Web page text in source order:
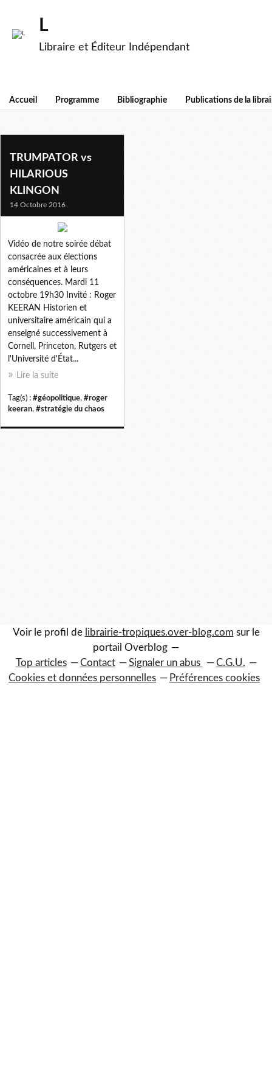
L
Libraire et Éditeur Indépendant
Accueil Programme Bibliographie Publications de la
roger keeran
TRUMPATOR vs
HILARIOUS
KLINGON
14 Octobre 2016
Vidéo de notre soirée débat
consacrée aux élections
américaines et à leurs
conséquences. Mardi 11
octobre 19h30 Invité : Roger
KEERAN Historien et
universitaire américain qui a
enseigné successivement à
Cornell, Princeton, Rutgers et
l'Université d'État...
Lire la suite
Tag(s) : #géopolitique, #roger
keeran, #stratégie du chaos
Voir le profil de librairie-tropiques.over-blog.com sur le
portail Overblog
Top articles
Contact Signaler un abus
C.G.U.
Cookies et données personnelles
Préférences cookies